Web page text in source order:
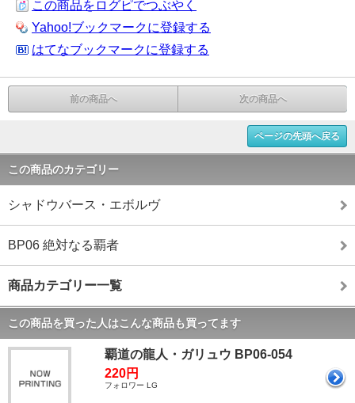
この商品をログピでつぶやく
Yahoo!ブックマークに登録する
はてなブックマークに登録する
前の商品へ 次の商品へ
ページの先頭へ戻る
この商品のカテゴリー
シャドウバース・エボルヴ
BP06 絶対なる覇者
商品カテゴリー一覧
この商品を買った人はこんな商品も買ってます
覇道の龍人・ガリュウ BP06-054
220円
フォロワー LG